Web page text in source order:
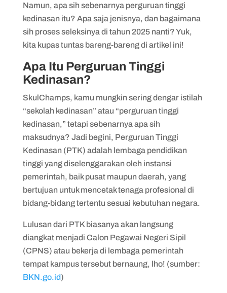
9. Politeknik Siber dan Sandi Negara
(Poltek SSN)
Namun, apa sih sebenarnya perguruan tinggi
kedinasan itu? Apa saja jenisnya, dan bagaimana
sih proses seleksinya di tahun 2025 nanti? Yuk,
kita kupas tuntas bareng-bareng di artikel ini!
Apa Itu Perguruan Tinggi
Kedinasan?
SkulChamps, kamu mungkin sering dengar istilah
“sekolah kedinasan” atau “perguruan tinggi
kedinasan,” tetapi sebenarnya apa sih
maksudnya? Jadi begini, Perguruan Tinggi
Kedinasan (PTK) adalah lembaga pendidikan
tinggi yang diselenggarakan oleh instansi
pemerintah, baik pusat maupun daerah, yang
bertujuan untuk mencetak tenaga profesional di
bidang-bidang tertentu sesuai kebutuhan negara.
Lulusan dari PTK biasanya akan langsung
diangkat menjadi Calon Pegawai Negeri Sipil
(CPNS) atau bekerja di lembaga pemerintah
tempat kampus tersebut bernaung, lho! (sumber:
BKN.go.id)